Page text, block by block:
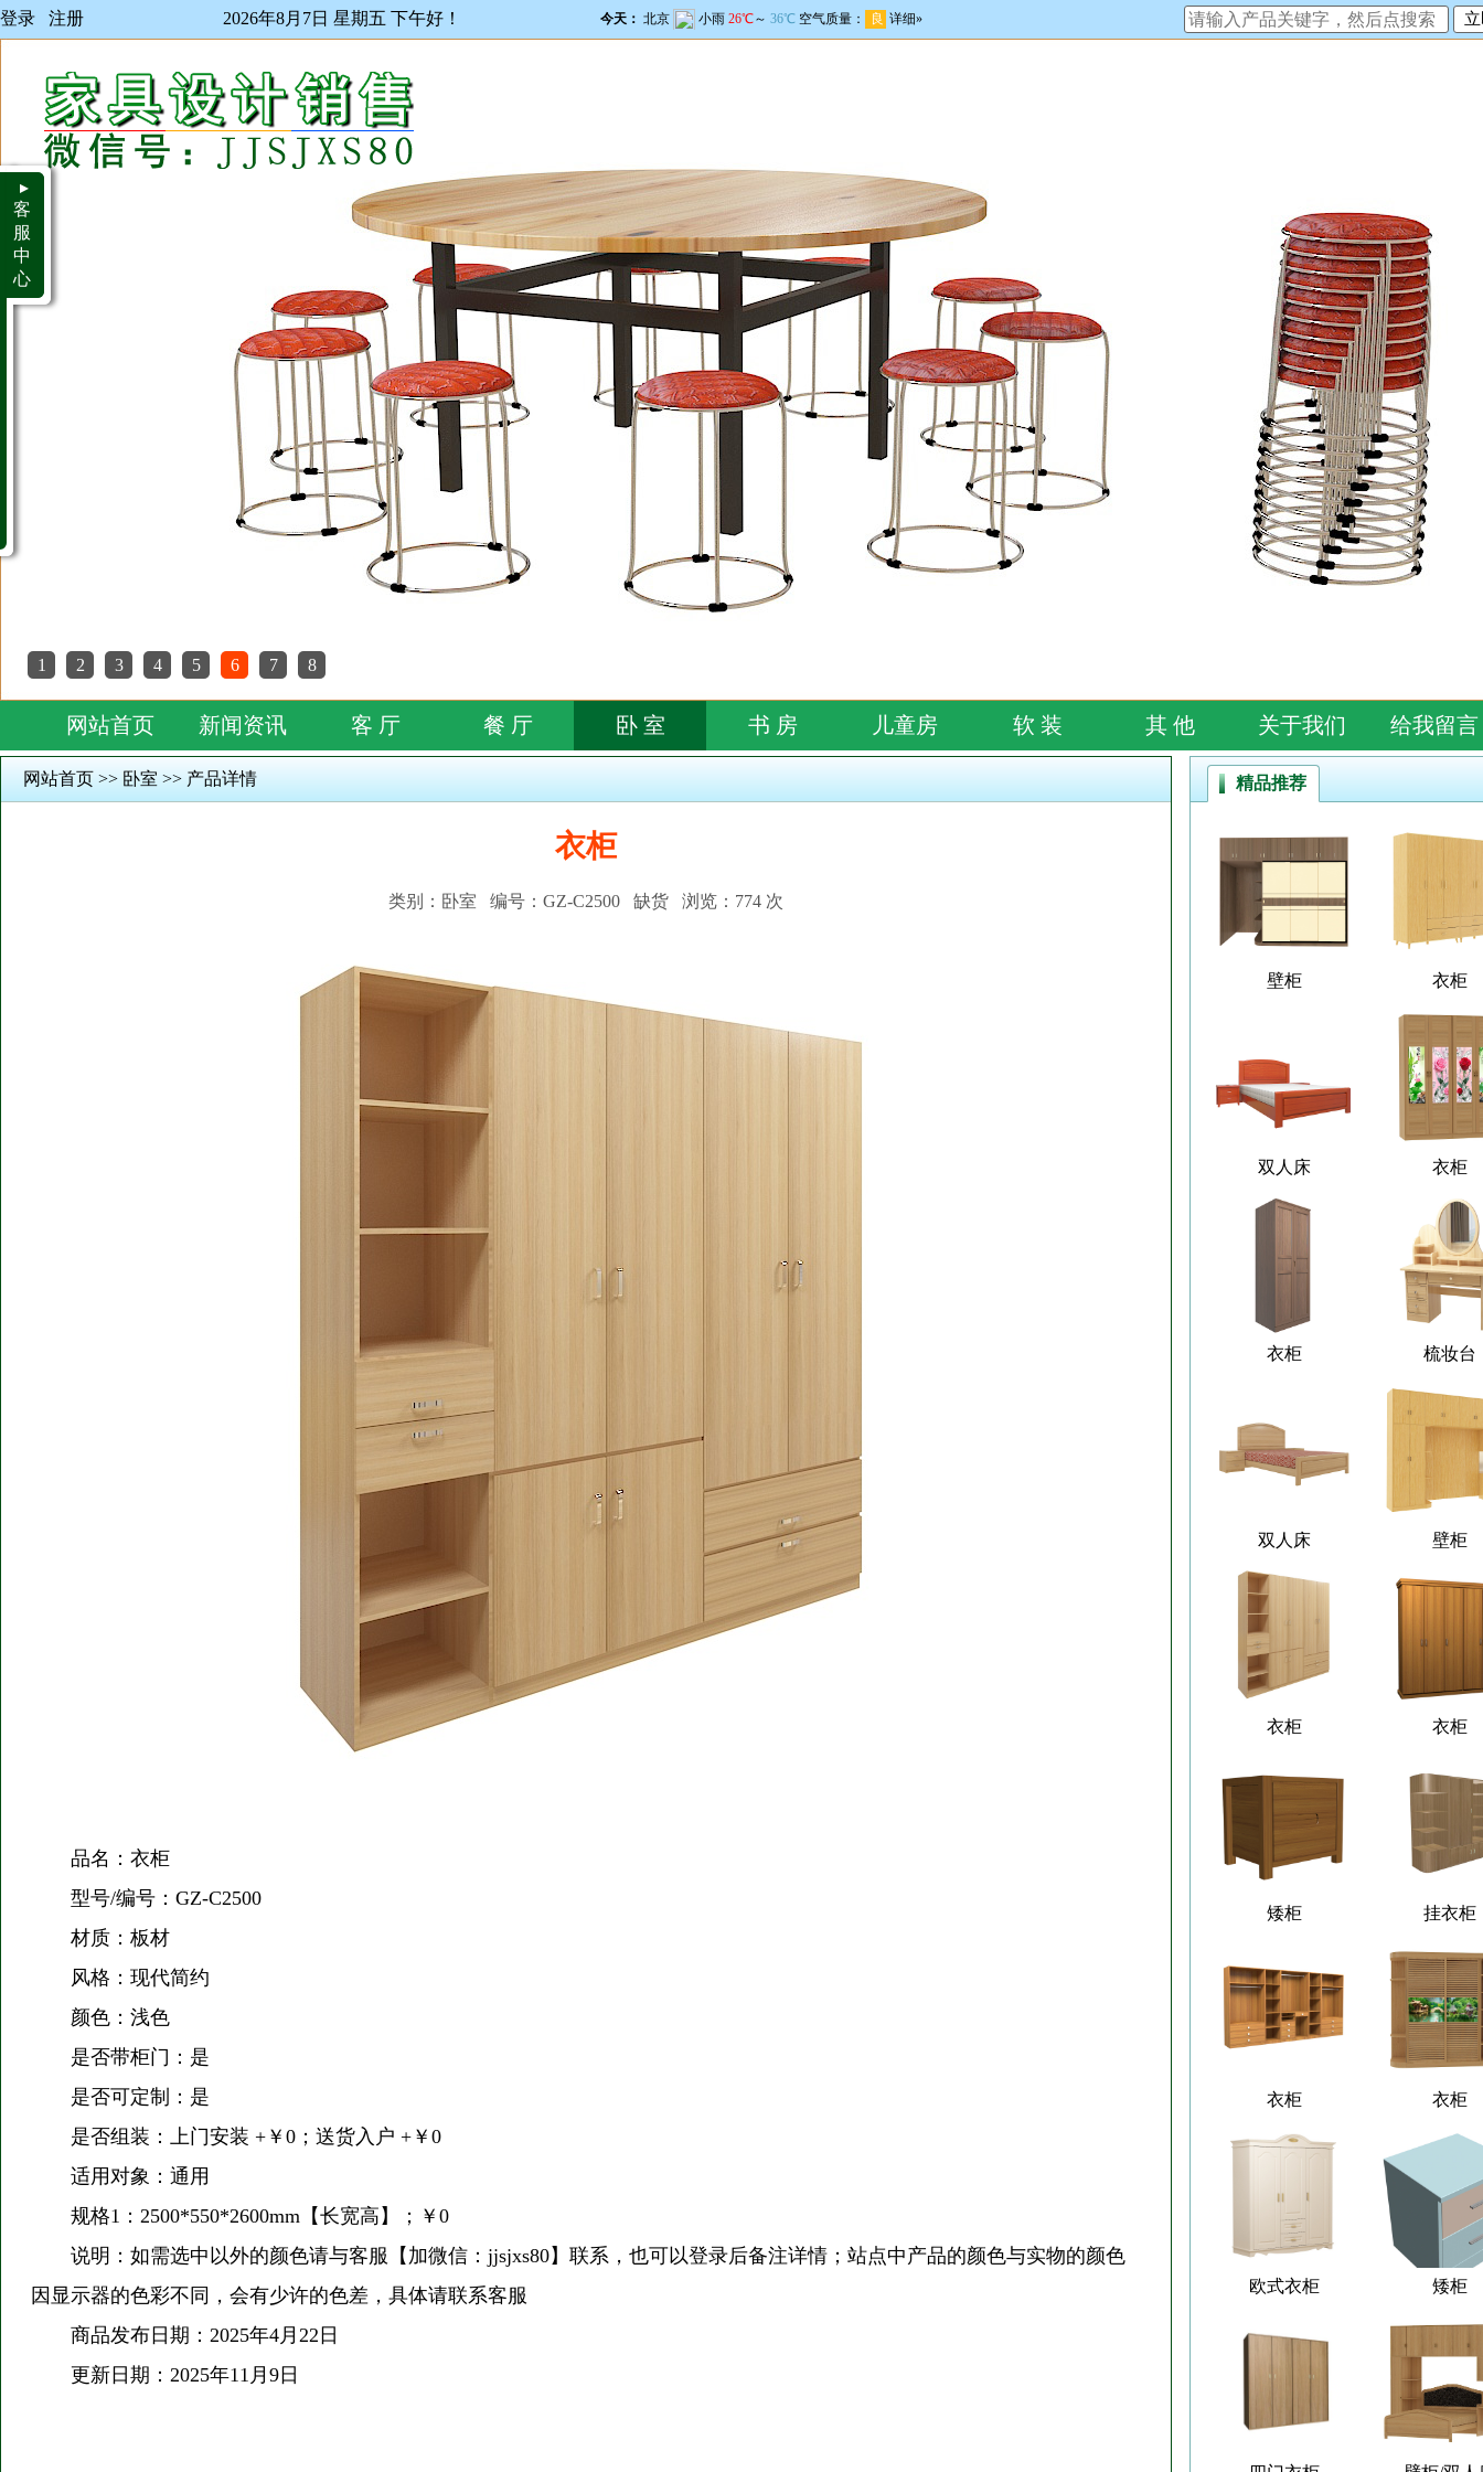
登录 注册 2026年8月7日 星期五 下午好！
1 2 3 4 5 6 7 8
网站首页 新闻资讯 客 厅 餐 厅 卧 室 书 房 儿童房 软 装 其 他 关于我们 给我留言
网站首页 >> 卧室 >> 产品详情
衣柜
类别：卧室 编号：GZ-C2500 缺货 浏览：774 次
品名：衣柜
型号/编号：GZ-C2500
材质：板材
风格：现代简约
颜色：浅色
是否带柜门：是
是否可定制：是
是否组装：上门安装 +￥0；送货入户 +￥0
适用对象：通用
规格1：2500*550*2600mm【长宽高】；￥0
说明：如需选中以外的颜色请与客服【加微信：jjsjxs80】联系，也可以登录后备注详情；站点中产品的颜色与实物的颜色
因显示器的色彩不同，会有少许的色差，具体请联系客服
商品发布日期：2025年4月22日
更新日期：2025年11月9日
精品推荐
壁柜 衣柜
双人床 衣柜
衣柜 梳妆台
双人床 壁柜
衣柜 衣柜
矮柜 挂衣柜
衣柜 衣柜
欧式衣柜 矮柜
▲
客
服
中
心